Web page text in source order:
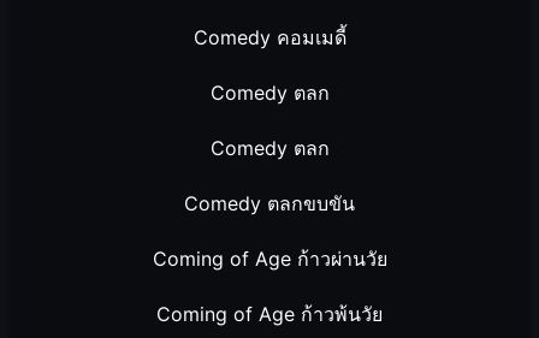
Comedy คอมเมดี้
Comedy ตลก
Comedy ตลก
Comedy ตลกขบขัน
Coming of Age ก้าวผ่านวัย
Coming of Age ก้าวพ้นวัย